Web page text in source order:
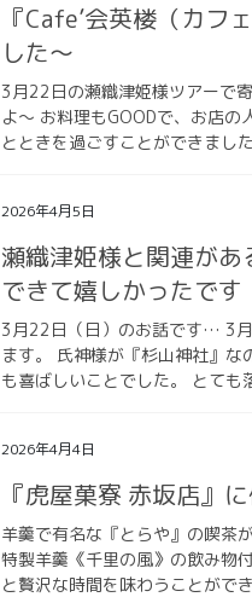
『Cafe’会英楼（カフ
した〜
3月22日の瀬織津姫様ツアーで
よ〜 お料理もGOODで、お店
とときを過ごすことができま
2026年4月5日
瀬織津姫様と関連が
できて嬉しかったです
3月22日（日）のお話です… 3
ます。 氏神様が『杉山神社』
も喜ばしいことでした。 とて
2026年4月4日
『虎屋菓寮 赤坂店』
羊羹で有名な『とらや』の喫茶
特製羊羹《千里の風》の飲み物
と贅沢な時間を味わうことがで